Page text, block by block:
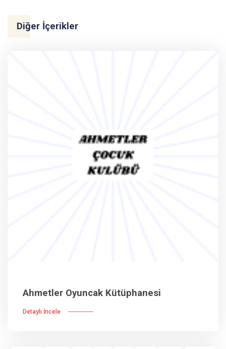
Diğer İçerikler
Ahmetler Oyuncak Kütüphanesi
Detaylı İncele